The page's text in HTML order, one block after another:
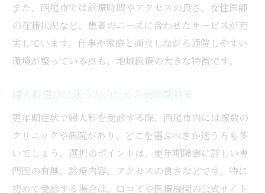
また、西尾市では診療時間やアクセスの良さ、女性医師
の在籍状況など、患者のニーズに合わせたサービスが充
実しています。仕事や家庭と両立しながら通院しやすい
環境が整っている点も、地域医療の大きな特徴です。
婦人科選びに迷う方のための更年期対策
更年期症状で婦人科を受診する際、西尾市内には複数の
クリニックや病院があり、どこを選ぶべきか迷う方も多
いでしょう。選択のポイントは、更年期障害に詳しい専
門医の有無、診療内容、アクセスの良さなどです。特に
初めて受診する場合は、口コミや医療機関の公式サイト